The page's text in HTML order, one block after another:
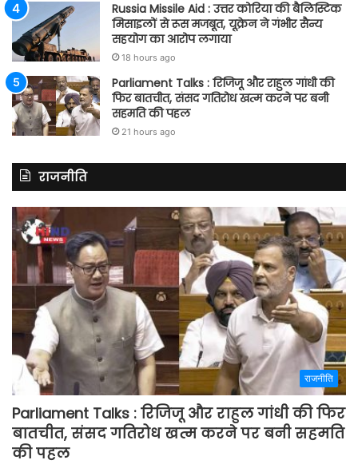
Russia Missile Aid : उत्तर कोरिया की बैलिस्टिक
मिसाइलों से रूस मजबूत, यूक्रेन ने गंभीर सैन्य
सहयोग का आरोप लगाया
18 hours ago
Parliament Talks : रिजिजू और राहुल गांधी की
फिर बातचीत, संसद गतिरोध खत्म करने पर बनी
सहमति की पहल
21 hours ago
राजनीति
राजनीति
Parliament Talks : रिजिजू और राहुल गांधी की फिर
बातचीत, संसद गतिरोध खत्म करने पर बनी सहमति
की पहल